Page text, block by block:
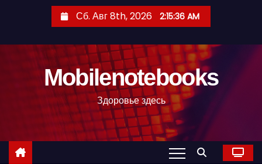
с
Сб. Авг 8th, 2026 2:15:37 AM
Mobilenotebooks
Здоровье здесь